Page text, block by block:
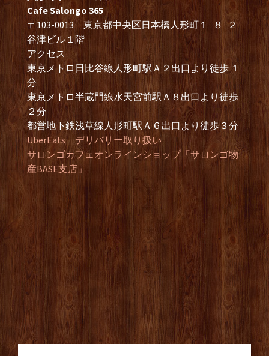
Cafe Salongo 365
〒103-0013 東京都中央区日本橋人形町１−８−２
谷津ビル１階
アクセス
東京メトロ日比谷線人形町駅Ａ２出口より徒歩 １
分
東京メトロ半蔵門線水天宮前駅Ａ８出口より徒歩
２分
都営地下鉄浅草線人形町駅Ａ６出口より徒歩３分
UberEats デリバリー取り扱い
サロンゴカフェオンラインショップ「サロンゴ物
産BASE支店」